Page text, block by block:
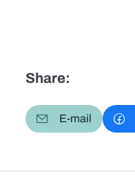
Share:
E-mail